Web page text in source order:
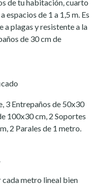
de tu habitación, cuarto
espacios de 1 a 1,5 m. Es
a plagas y resistente a la
de 30 cm de
3 Entrepaños de 50x30
100x30 cm, 2 Soportes
2 Parales de 1 metro.
metro lineal bien